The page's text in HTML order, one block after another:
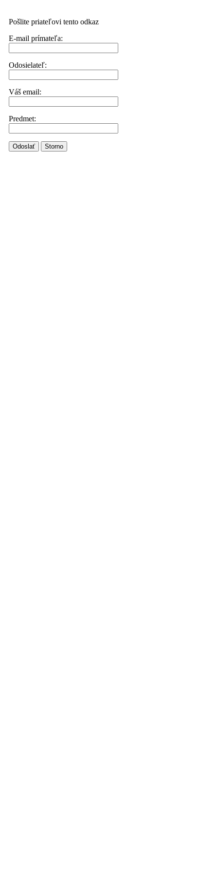
Pošlite priateľovi tento odkaz
E-mail prímateľa:
Odosielateľ:
Váš email:
Predmet:
Odoslať Storno